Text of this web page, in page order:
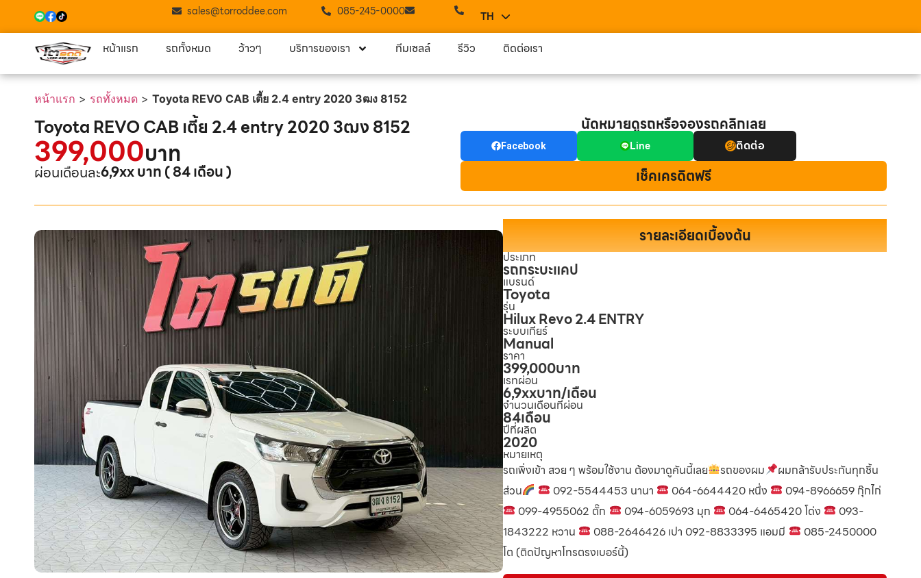
sales@torroddee.com 085-245-0000 TH
EN
หน้าแรก รถทั้งหมด ว้าวๆ บริการของเรา ทีมเซลล์ รีวิว ติดต่อเรา
หน้าแรก > รถทั้งหมด > Toyota REVO CAB เตี้ย 2.4 entry 2020 3ฒง 8152
Toyota REVO CAB เตี้ย 2.4 entry 2020 3ฒง 8152
399,000บาท
ผ่อนเดือนละ6,9xx บาท ( 84 เดือน )
นัดหมายดูรถหรือจองรถคลิกเลย
Facebook Line ติดต่อ
เช็คเครดิตฟรี
รายละเอียดเบื้องต้น
ประเภท
รถกระบะแคป
แบรนด์
Toyota
รุ่น
Hilux Revo 2.4 ENTRY
ระบบเกียร์
Manual
ราคา
399,000บาท
เรทผ่อน
6,9xxบาท/เดือน
จำนวนเดือนที่ผ่อน
84เดือน
ปีที่ผลิต
2020
หมายเหตุ
รถเพิ่งเข้า สวย ๆ พร้อมใช้งาน ต้องมาดูคันนี้เลย
รถของผม
ผมกล้ารับประกันทุกชิ้น
ส่วน
092-5544453 นานา 064-6644420 หนึ่ง
094-8966659 กุ๊กไก่
099-4955062 ตั๊ก
094-6059693 มุก 064-6465420 โด่ง
093-
1843222 หวาน
088-2646426 เปา 092-8833395 แอมมี
085-2450000
โต (ติดปัญหาโทรตรงเบอร์นี้)